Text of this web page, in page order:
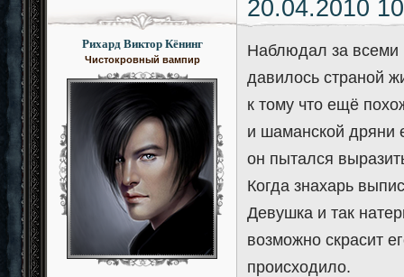
20.04.2010
Рихард Виктор Кёнинг
Чистокровный вампир
Наблюдал за всеми
давилось страной
к тому что ещё
и шаманской дряни
он пытался
Когда знахарь
Девушка и так
возможно скрасит
происходило.